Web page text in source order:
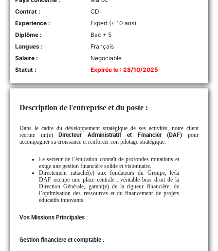
Contrat :
CDI
Experience :
Expert (+ 10 ans)
Diplôme :
Bac + 5
Langues :
Français
Salaire :
Negociable
Statut :
Expirée le : 28/10/2025
Description de l'entreprise et du poste :
Dans le cadre du développement stratégique de ses activités, notre client
recrute un(e)Directeur Administratif et Financier (DAF) pour
accompagner sa croissance et renforcer son pilotage stratégique.
Le secteur de l’éducation connaît de profondes mutations et
exige une gestion financière solide et visionnaire.
Directement rattaché(e) aux fondateurs du Groupe, le/la
DAF occupe une place centrale : véritable bras droit de la
Direction Générale, garant(e) de la rigueur financière, de
l’optimisation des ressources et du financement de projets
éducatifs innovants.
Vos Missions Principales :
Gestion financière et comptable :